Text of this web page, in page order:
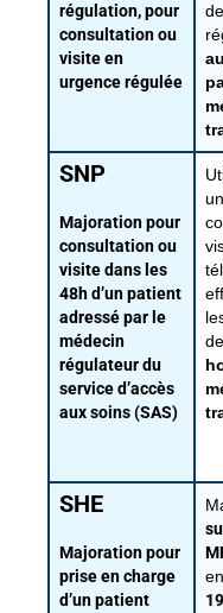
régulation, pour
consultation ou
visite en
urgence régulée
SNP
Majoration pour
consultation ou
visite dans les
48h d’un patient
adressé par le
médecin
régulateur du
service d’accès
aux soins (SAS)
SHE
Majoration pour
prise en charge
d’un patient